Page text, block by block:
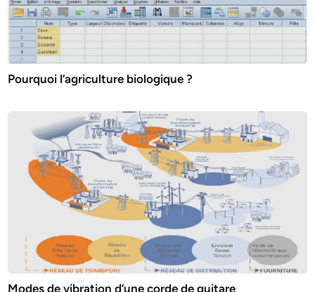
Pourquoi l’agriculture biologique ?
Modes de vibration d’une corde de guitare